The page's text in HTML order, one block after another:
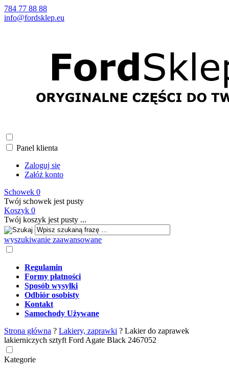
784 77 88 88
info@fordsklep.eu
Panel klienta
Zaloguj się
Załóż konto
Schowek 0
Twój schowek jest pusty
Koszyk 0
Twój koszyk jest pusty ...
wyszukiwanie zaawansowane
Regulamin
Formy płatności
Sposób wysyłki
Odbiór osobisty
Kontakt
Samochody Używane
Strona główna ? Lakiery, zaprawki ? Lakier do zaprawek
lakierniczych sztyft Ford Agate Black 2467052
Kategorie